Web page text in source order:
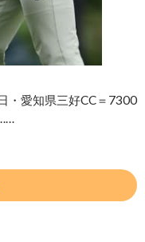
・愛知県三好CC＝7300